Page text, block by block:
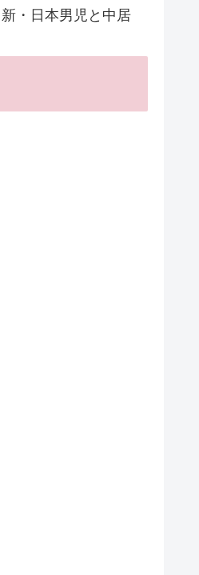
・日本男児と中居